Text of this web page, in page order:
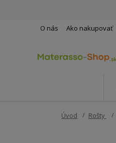
O nás Ako nakupovať
Úvod Rošty